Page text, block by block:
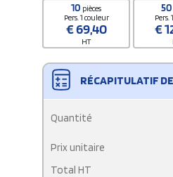
10 pièces
Pers. 1 couleur
€69,40
HT
50
Pers.
€
RÉCAPITULATIF
Quantité
Prix unitaire
Total HT